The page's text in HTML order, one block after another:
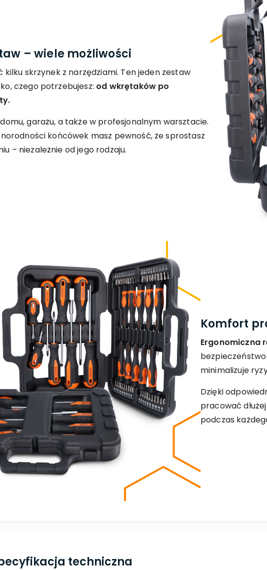
– wiele możliwości
kilku skrzynek z narzędziami. Ten jeden zestaw
czego potrzebujesz: od wkrętaków po
garażu, a także w profesjonalnym warsztacie.
końcówek masz pewność, że sprostasz
– niezależnie od jego rodzaju.
Komfort
Ergonomiczna
bezpieczeństwo
minimalizuje
Dzięki
pracować
podczas
techniczna